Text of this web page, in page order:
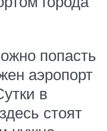
попасть
аэропорт
в
стоят